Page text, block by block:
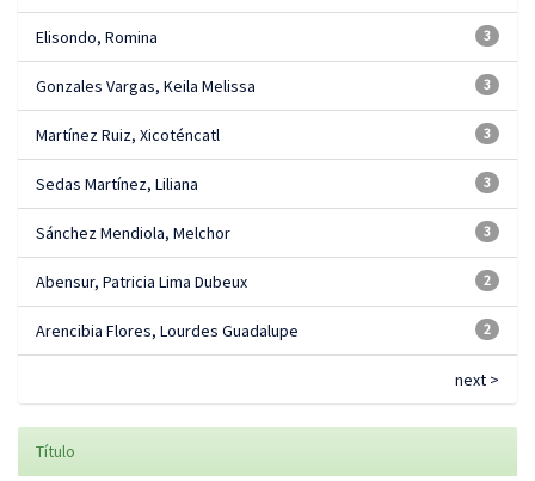
3
Elisondo, Romina
3
Gonzales Vargas, Keila Melissa
3
Martínez Ruiz, Xicoténcatl
3
Sedas Martínez, Liliana
3
Sánchez Mendiola, Melchor
2
Abensur, Patricia Lima Dubeux
2
Arencibia Flores, Lourdes Guadalupe
next >
Título